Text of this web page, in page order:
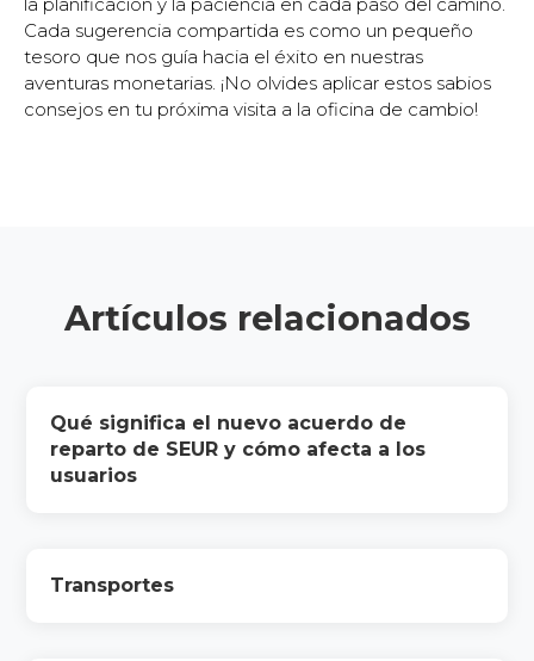
Cada sugerencia compartida es como un pequeño
tesoro que nos guía hacia el éxito en nuestras
aventuras monetarias. ¡No olvides aplicar estos sabios
consejos en tu próxima visita a la oficina de cambio!
Artículos relacionados
Qué significa el nuevo acuerdo de
reparto de SEUR y cómo afecta a los
usuarios
Transportes